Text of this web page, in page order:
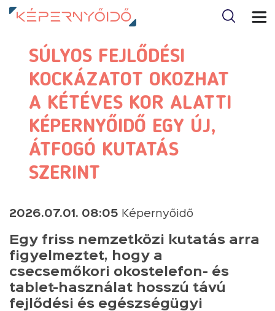
SÚLYOS FEJLŐDÉSI
KOCKÁZATOT OKOZHAT
A KÉTÉVES KOR ALATTI
KÉPERNYŐIDŐ EGY ÚJ,
ÁTFOGÓ KUTATÁS
SZERINT
2026.07.01. 08:05 Képernyőidő
Egy friss nemzetközi kutatás arra
figyelmeztet, hogy a
csecsemőkori okostelefon- és
tablet-használat hosszú távú
fejlődési és egészségügyi